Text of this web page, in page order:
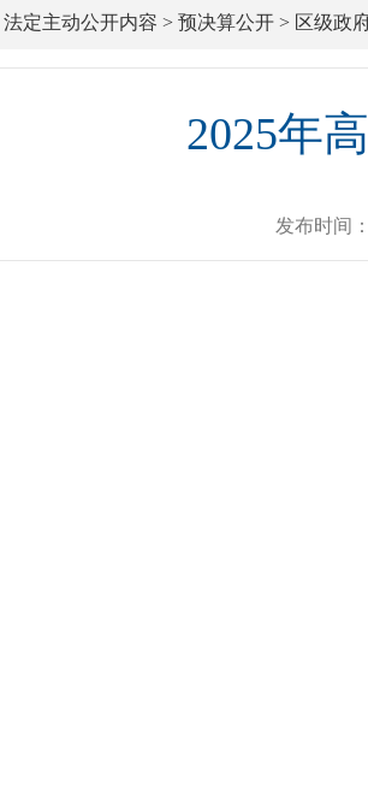
法定主动公开内容 > 预决算公开 > 区级政
2025年
发布时间